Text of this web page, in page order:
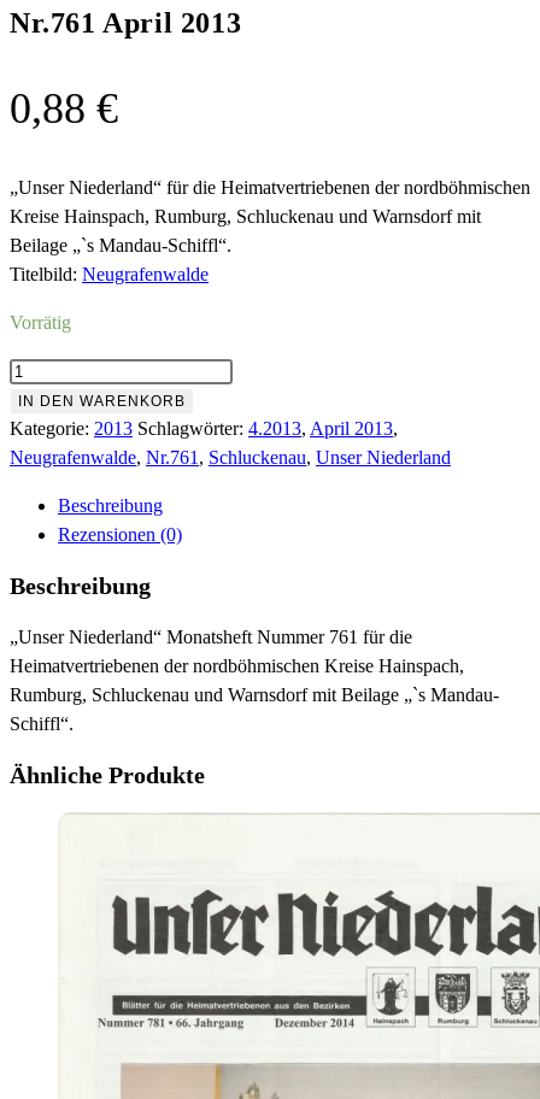
Nr.761 April 2013
0,88 €
„Unser Niederland“ für die Heimatvertriebenen der nordböhmischen
Kreise Hainspach, Rumburg, Schluckenau und Warnsdorf mit
Beilage „`s Mandau-Schiffl“.
Titelbild: Neugrafenwalde
Vorrätig
Nr.761
April
2013
Menge
IN DEN WARENKORB
Kategorie: 2013 Schlagwörter: 4.2013, April 2013,
Neugrafenwalde, Nr.761 , Schluckenau, Unser Niederland
Beschreibung
Rezensionen (0)
Beschreibung
„Unser Niederland“ Monatsheft Nummer 761 für die
Heimatvertriebenen der nordböhmischen Kreise Hainspach,
Rumburg, Schluckenau und Warnsdorf mit Beilage „`s Mandau-
Schiffl“.
Ähnliche Produkte